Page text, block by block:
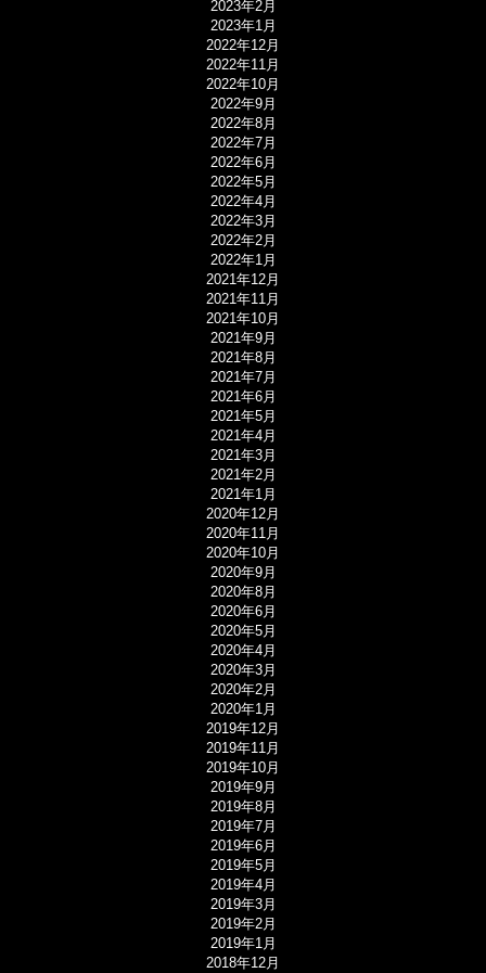
2023年2月
2023年1月
2022年12月
2022年11月
2022年10月
2022年9月
2022年8月
2022年7月
2022年6月
2022年5月
2022年4月
2022年3月
2022年2月
2022年1月
2021年12月
2021年11月
2021年10月
2021年9月
2021年8月
2021年7月
2021年6月
2021年5月
2021年4月
2021年3月
2021年2月
2021年1月
2020年12月
2020年11月
2020年10月
2020年9月
2020年8月
2020年6月
2020年5月
2020年4月
2020年3月
2020年2月
2020年1月
2019年12月
2019年11月
2019年10月
2019年9月
2019年8月
2019年7月
2019年6月
2019年5月
2019年4月
2019年3月
2019年2月
2019年1月
2018年12月